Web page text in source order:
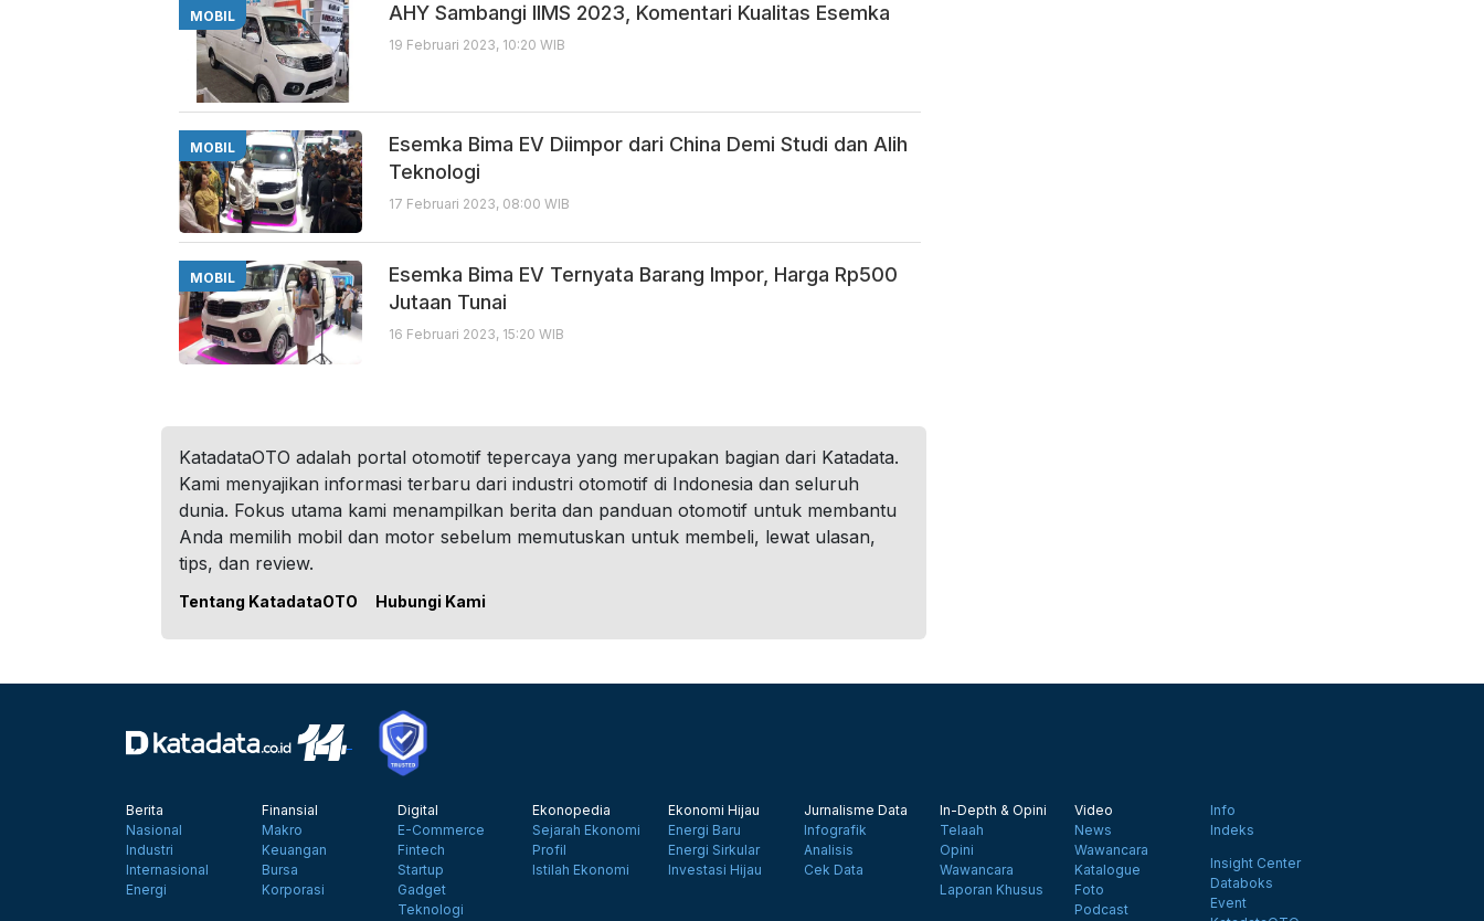
MOBIL AHY Sambangi IIMS 2023, Komentari Kualitas Esemka
19 Februari 2023, 10:20 WIB
MOBIL
Esemka Bima EV Diimpor dari China Demi Studi dan Alih
Teknologi
17 Februari 2023, 08:00 WIB
MOBIL
Esemka Bima EV Ternyata Barang Impor, Harga Rp500
Jutaan Tunai
16 Februari 2023, 15:20 WIB
KatadataOTO adalah portal otomotif tepercaya yang merupakan bagian dari Katadata.
Kami menyajikan informasi terbaru dari industri otomotif di Indonesia dan seluruh
dunia. Fokus utama kami menampilkan berita dan panduan otomotif untuk membantu
Anda memilih mobil dan motor sebelum memutuskan untuk membeli, lewat ulasan,
tips, dan review.
Tentang KatadataOTO Hubungi Kami
Berita
Nasional
Industri
Internasional
Energi
Finansial
Makro
Keuangan
Bursa
Korporasi
Digital
E-Commerce
Fintech
Startup
Gadget
Teknologi
Ekonopedia
Sejarah Ekonomi
Profil
Istilah Ekonomi
Ekonomi Hijau
Energi Baru
Energi Sirkular
Investasi Hijau
Jurnalisme Data
Infografik
Analisis
Cek Data
In-Depth & Opini
Telaah
Opini
Wawancara
Laporan Khusus
Video
News
Wawancara
Katalogue
Foto
Podcast
Info
Indeks
Insight Center
Databoks
Event